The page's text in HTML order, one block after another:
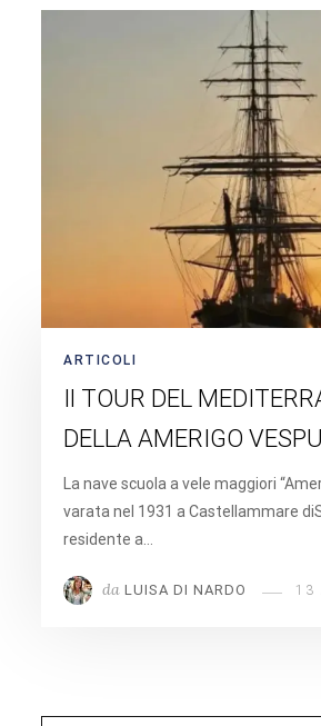
ARTICOLI
Il TOUR DEL
DELLA AMERIGO
La nave scuola a vele maggiori
varata nel 1931 a Castellammare
residente a…
da LUISA DI NARDO 13